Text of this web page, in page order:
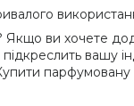
ви хочете
вашу